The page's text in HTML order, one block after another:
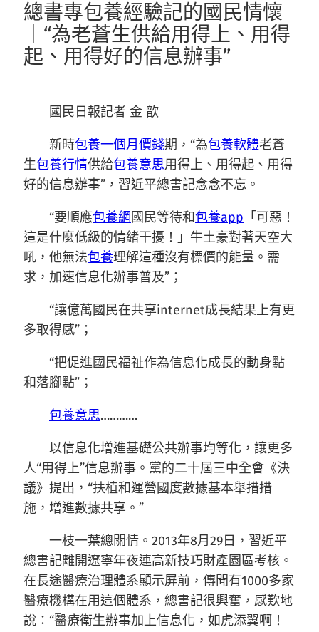
總書專包養經驗記的國民情懷
｜“為老蒼生供給用得上、用得
起、用得好的信息辦事”
國民日報記者 金 歆
新時包養一個月價錢期，“為包養軟體老蒼
生包養行情供給包養意思用得上、用得起、用得
好的信息辦事”，習近平總書記念念不忘。
“要順應包養網 國民等待和包養app 「可惡！
這是什麼低級的情緒干擾！」牛土豪對著天空大
吼，他無法包養理解這種沒有標價的能量。需
求，加速信息化辦事普及”；
“讓億萬國民在共享internet成長結果上有更
多取得感”；
“把促進國民福祉作為信息化成長的動身點
和落腳點”；
包養意思…………
以信息化增進基礎公共辦事均等化，讓更多
人“用得上”信息辦事。黨的二十屆三中全會《決
議》提出，“扶植和運營國度數據基本舉措措
施，增進數據共享。”
一枝一葉總關情。2013年8月29日，習近平
總書記離開遼寧年夜連高新技巧財產園區考核。
在長途醫療治理體系顯示屏前，傳聞有1000多家
醫療機構在用這個體系，總書記很興奮，感歎地
說：“醫療衛生辦事加上信息化，如虎添翼啊！